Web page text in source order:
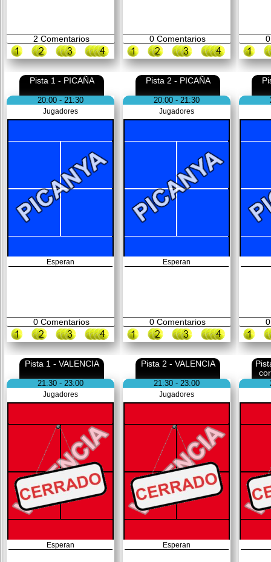
2 Comentarios 0Comentarios 0
Pista 1 - PICAÑA
20:00 - 21:30
Jugadores
Esperan
0Comentarios
Pista 2 - PICAÑA
20:00 - 21:30
Jugadores
Esperan
0Comentarios 0
Pista 1 - VALENCIA
21:30 - 23:00
Jugadores
Esperan
Pista 2 - VALENCIA
21:30 - 23:00
Jugadores
Esperan